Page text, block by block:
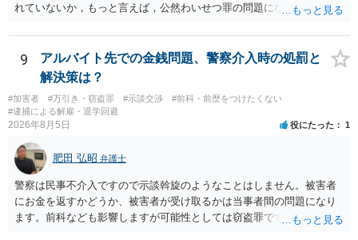
れていないか，もっと言えば，公然わいせつ罪の問題にならないかの
然性は，不特定又は多数の方が認識できる状態か否かで判断されま
す。 本件は，車の中という閉鎖された空間で行っており，不特定又は
多数の方が認識するのは困難な状態ですから，公然性はないと思いま
す。 また，意図的に示そうとする故意が必要ですが，本件では，通過
する車両があると服を着ている（わいせつな状態をなくしている）の
ですから，むしろ見られないようにしており，故意が認められること
査の対象になることはありません。 警察から連絡がくることもないで
しょう。 【質問２】 見せようと思っていないことは，服を着たりする
行為から明らかです。したがいまして，注意を受けることさえありま
せん。まして，刑罰として罰せられることもありません。 【質問３】
以上のように犯罪の嫌疑が否定されますから，逮捕勾留される可能性
9
アルバイト先での金銭問題、警察介入時の処罰と
解決策は？
#加害者 #万引き・窃盗罪 #示談交渉
#前科・前歴をつけたくない
#逮捕による解雇・退学回避
2026年8月5日 役にたった 1
肥田 弘昭 弁護士
警察は民事不介入ですので示談斡旋のようなことはしません。被害者
にお金を返すかどうか、被害者が受け取るかは当事者間の問題になり
ます。前科なども影響しますが可能性としては窃盗罪ですので、逮捕